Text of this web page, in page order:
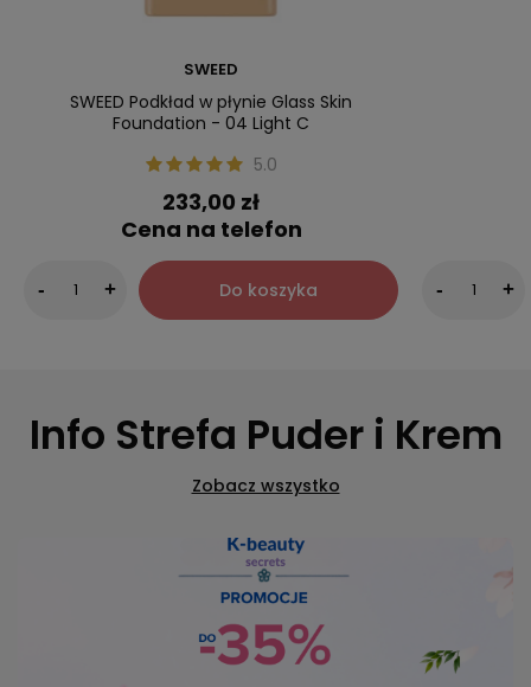
SWEED
SWEED Podkład w płynie Glass Skin
Foundation - 04 Light C
5.0
233,00 zł
Cena na telefon
- + Do koszyka - +
Info Strefa Puder i Krem
Zobacz wszystko